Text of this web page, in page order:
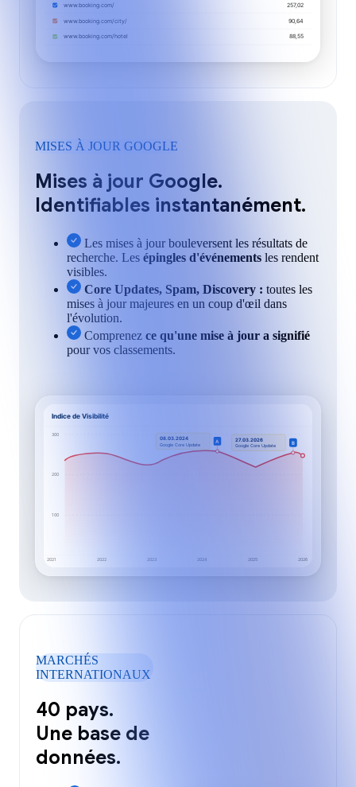
www.booking.com/ 257,02
www.booking.com/city/ 90,64
www.booking.com/hotel 88,55
MISES À JOUR GOOGLE
Mises à jour Google.
Identifiables instantanément.
Les mises à jour bouleversent les résultats de
recherche. Les épingles d'événements les rendent
visibles.
Core Updates, Spam, Discovery : toutes les
mises à jour majeures en un coup d'œil dans
l'évolution.
Comprenez ce qu'une mise à jour a signifié
pour vos classements.
Indice de Visibilité
300
200
100
2021 2022 2023 2024 2025 2026
A
08.03.2024
Google Core Update
B
27.03.2026
Google Core Update
MARCHÉS
INTERNATIONAUX
40 pays.
Une base de
données.